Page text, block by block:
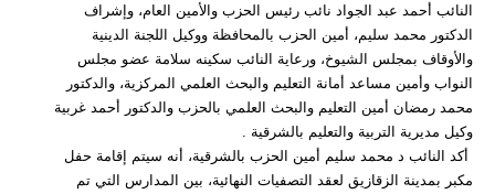
النائب أحمد عبد الجواد نائب رئيس الحزب والأمين العام، وإشراف
الدكتور محمد سليم، أمين الحزب بالمحافظة ووكيل اللجنة الدينية
والأوقاف بمجلس الشيوخ، ورعاية النائب سكينه سلامة عضو مجلس
النواب وأمين مساعد أمانة التعليم والبحث العلمي المركزية، والدكتور
محمد رمضان أمين التعليم والبحث العلمي بالحزب والدكتور أحمد غربية
وكيل مديرية التربية والتعليم بالشرقية .
أكد النائب د محمد سليم أمين الحزب بالشرقية، أنه سيتم إقامة حفل
مكبر بمدينة الزقازيق لعقد التصفيات النهائية، بين المدارس التي تم